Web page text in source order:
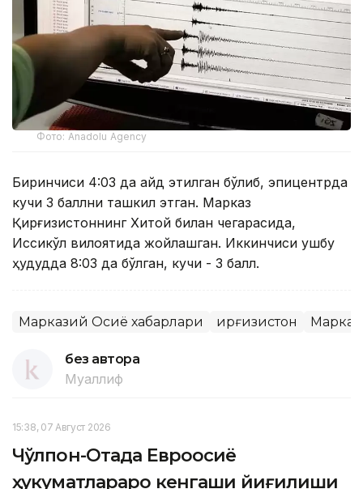
Фото: Anadolu Agency
Биринчиси 4:03 да қайд этилган бўлиб, эпицентрда
кучи 3 баллни ташкил этган. Марказ
Қирғизистоннинг Хитой билан чегарасида,
Иссиқкўл вилоятида жойлашган. Иккинчиси ушбу
ҳудудда 8:03 да бўлган, кучи - 3 балл.
Марказий Осиё хабарлари Қирғизистон
без автора
Муаллиф
15:38, 07 Август 2026
Чўлпон-Отада Евроосиё
ҳукуматлараро кенгаши йиғилиши